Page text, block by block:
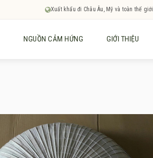
Xuất khẩu đi Châu Âu, Mỹ và toàn thế giới
NGUỒN CẢM HỨNG GIỚI THIỆU